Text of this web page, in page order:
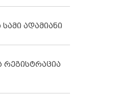
ადამიანი
რეგისტრაცია